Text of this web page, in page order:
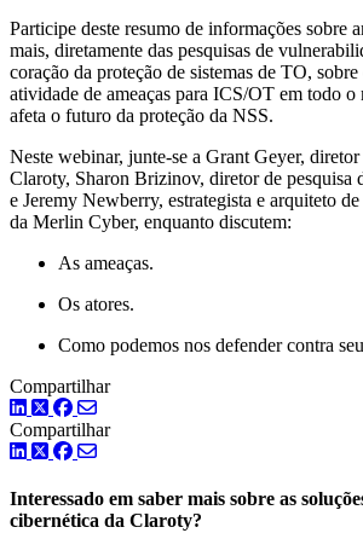
Participe deste resumo de informações sobre
mais, diretamente das pesquisas de
coração da proteção de sistemas de TO, sobre
atividade de ameaças para ICS/OT em todo o
afeta o futuro da proteção da NSS.
Neste webinar, junte-se a Grant Geyer, diretor
Claroty, Sharon Brizinov, diretor de pesquisa
e Jeremy Newberry, estrategista e arquiteto
da Merlin Cyber, enquanto discutem:
As ameaças.
Os atores.
Como podemos nos defender contra
Compartilhar
LinkedIn
TwitterFacebook
Compartilhar
LinkedIn
TwitterFacebook
Interessado em saber mais sobre as
cibernética da Claroty?